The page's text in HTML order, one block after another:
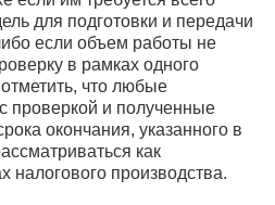
для подготовки и передачи
если объем работы не
в рамках одного
что любые
проверкой и полученные
окончания, указанного в
как
налогового производства.